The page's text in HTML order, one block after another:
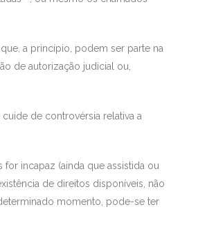
a princípio, podem ser parte na
de autorização judicial ou,
de controvérsia relativa a
incapaz (ainda que assistida ou
de direitos disponíveis, não
momento, pode-se ter